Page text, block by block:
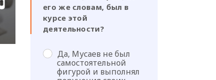
его же словам, был в
курсе этой
деятельности?
Да, Мусаев не был
самостоятельной
фигурой и выполнял